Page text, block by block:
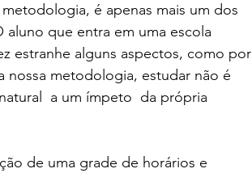
é apenas mais um dos
que entra em uma escola
estranhe alguns aspectos, como por
nossa metodologia, estudar não é
a um ímpeto  da própria
de uma grade de horários e